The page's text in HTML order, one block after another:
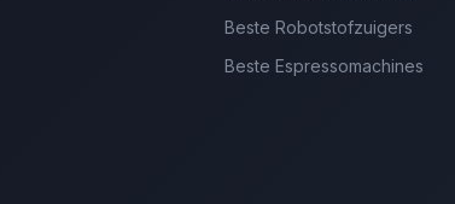
Beste Robotstofzuigers
Beste Espressomachines